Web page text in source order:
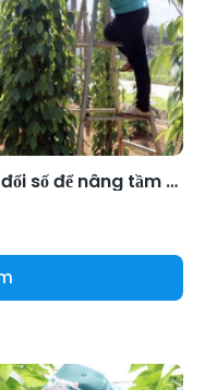
Bình Phước: Chuyển đổi số để nâng tầm nông nghiệp, nông thôn và người nông dân